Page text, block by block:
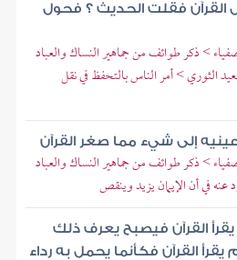
فقلت الحديث ؟ فحول
> ذكر طوائف من جماهير النساك والعباد
الثوري > أمر الناس بالتحفظ في نقل
إلى شيء مما صغر القرآن
> ذكر طوائف من جماهير النساك والعباد
في أن الإيمان يزيد وينقص
القرآن فيصبح يعرف ذلك
القرآن فكأنما يحمل به رداء